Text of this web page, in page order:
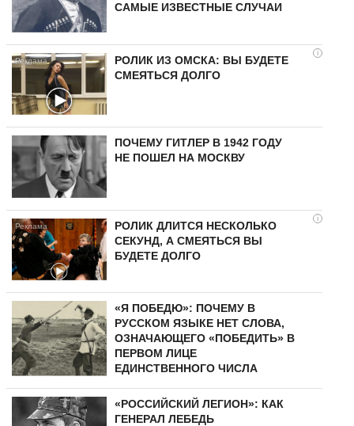
САМЫЕ ИЗВЕСТНЫЕ СЛУЧАИ
i
РОЛИК ИЗ ОМСКА: ВЫ БУДЕТЕ
СМЕЯТЬСЯ ДОЛГО
ПОЧЕМУ ГИТЛЕР В 1942 ГОДУ
НЕ ПОШЕЛ НА МОСКВУ
i
РОЛИК ДЛИТСЯ НЕСКОЛЬКО
СЕКУНД, А СМЕЯТЬСЯ ВЫ
БУДЕТЕ ДОЛГО
«Я ПОБЕДЮ»: ПОЧЕМУ В
РУССКОМ ЯЗЫКЕ НЕТ СЛОВА,
ОЗНАЧАЮЩЕГО «ПОБЕДИТЬ» В
ПЕРВОМ ЛИЦЕ
ЕДИНСТВЕННОГО ЧИСЛА
«РОССИЙСКИЙ ЛЕГИОН»: КАК
ГЕНЕРАЛ ЛЕБЕДЬ